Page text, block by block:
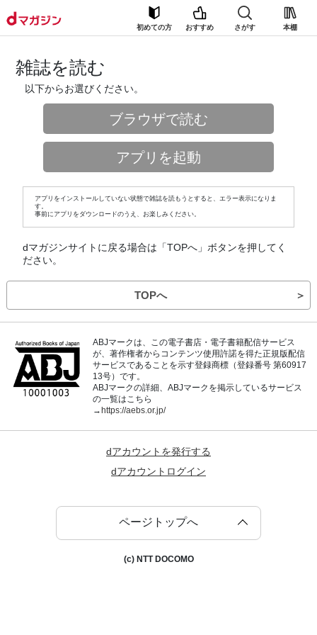
初めての方 おすすめ さがす 本棚
雑誌を読む
以下からお選びください。
ブラウザで読む
アプリを起動
アプリをインストールしていない状態で雑誌を読もうとすると、エラー表示になりま
す。
事前にアプリをダウンロードのうえ、お楽しみください。
dマガジンサイトに戻る場合は「TOPへ」ボタンを押してく
ださい。
TOPへ ＞
ABJマークは、この電子書店・電子書籍配信サービス
が、著作権者からコンテンツ使用許諾を得た正規版配信
サービスであることを示す登録商標（登録番号 第60917
13号）です。
ABJマークの詳細、ABJマークを掲示しているサービス
の一覧はこちら
→https://aebs.or.jp/
dアカウントを発行する
dアカウントログイン
ページトップへ
(c) NTT DOCOMO